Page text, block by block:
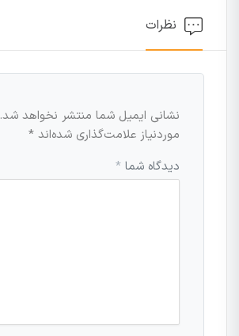
نظرات
نشانی ایمیل شما منتشر نخواهد شد.
موردنیاز علامت‌گذاری شده‌اند *
دیدگاه شما *